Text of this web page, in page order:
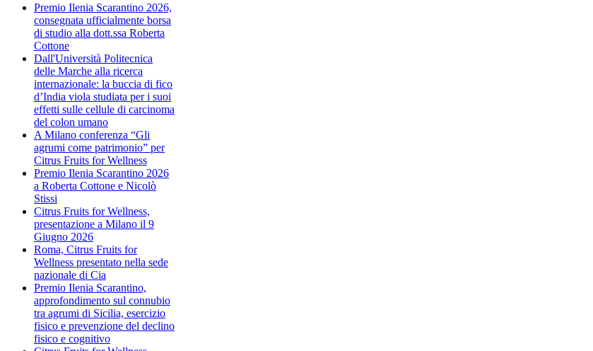
Premio Ilenia Scarantino 2026,
consegnata ufficialmente borsa
di studio alla dott.ssa Roberta
Cottone
Dall'Università Politecnica
delle Marche alla ricerca
internazionale: la buccia di fico
d’India viola studiata per i suoi
effetti sulle cellule di carcinoma
del colon umano
A Milano conferenza “Gli
agrumi come patrimonio” per
Citrus Fruits for Wellness
Premio Ilenia Scarantino 2026
a Roberta Cottone e Nicolò
Stissi
Citrus Fruits for Wellness,
presentazione a Milano il 9
Giugno 2026
Roma, Citrus Fruits for
Wellness presentato nella sede
nazionale di Cia
Premio Ilenia Scarantino,
approfondimento sul connubio
tra agrumi di Sicilia, esercizio
fisico e prevenzione del declino
fisico e cognitivo